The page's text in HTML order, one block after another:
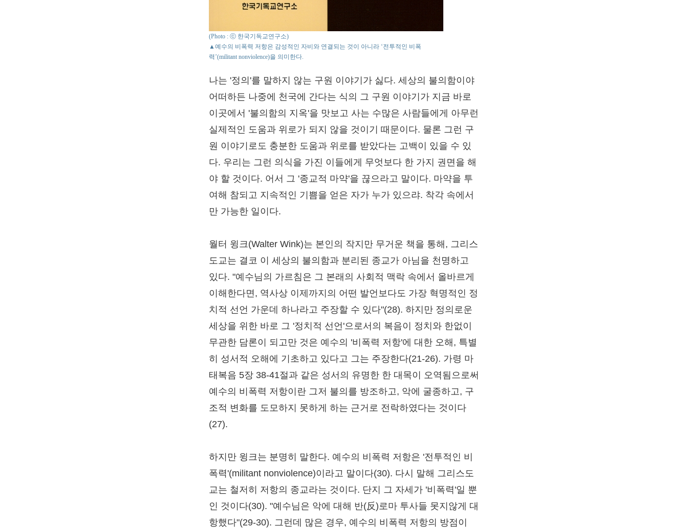
(Photo : ⓒ 한국기독교연구소)
▲예수의 비폭력 저항은 감성적인 자비와 연결되는 것이 아니라 ‘전투적인 비폭
력’(militant nonviolence)을 의미한다.
나는 '정의'를 말하지 않는 구원 이야기가 싫다. 세상의 불의함이야
어떠하든 나중에 천국에 간다는 식의 그 구원 이야기가 지금 바로
이곳에서 '불의함의 지옥'을 맛보고 사는 수많은 사람들에게 아무런
실제적인 도움과 위로가 되지 않을 것이기 때문이다. 물론 그런 구
원 이야기로도 충분한 도움과 위로를 받았다는 고백이 있을 수 있
다. 우리는 그런 의식을 가진 이들에게 무엇보다 한 가지 권면을 해
야 할 것이다. 어서 그 '종교적 마약'을 끊으라고 말이다. 마약을 투
여해 참되고 지속적인 기쁨을 얻은 자가 누가 있으랴. 착각 속에서
만 가능한 일이다.
월터 윙크(Walter Wink)는 본인의 작지만 무거운 책을 통해, 그리스
도교는 결코 이 세상의 불의함과 분리된 종교가 아님을 천명하고
있다. "예수님의 가르침은 그 본래의 사회적 맥락 속에서 올바르게
이해한다면, 역사상 이제까지의 어떤 발언보다도 가장 혁명적인 정
치적 선언 가운데 하나라고 주장할 수 있다"(28). 하지만 정의로운
세상을 위한 바로 그 '정치적 선언'으로서의 복음이 정치와 한없이
무관한 담론이 되고만 것은 예수의 '비폭력 저항'에 대한 오해, 특별
히 성서적 오해에 기초하고 있다고 그는 주장한다(21-26). 가령 마
태복음 5장 38-41절과 같은 성서의 유명한 한 대목이 오역됨으로써
예수의 비폭력 저항이란 그저 불의를 방조하고, 악에 굴종하고, 구
조적 변화를 도모하지 못하게 하는 근거로 전락하였다는 것이다
(27).
하지만 윙크는 분명히 말한다. 예수의 비폭력 저항은 '전투적인 비
폭력'(militant nonviolence)이라고 말이다(30). 다시 말해 그리스도
교는 철저히 저항의 종교라는 것이다. 단지 그 자세가 '비폭력'일 뿐
인 것이다(30). "예수님은 악에 대해 반(反)로마 투사들 못지않게 대
항했다"(29-30). 그런데 많은 경우, 예수의 비폭력 저항의 방점이